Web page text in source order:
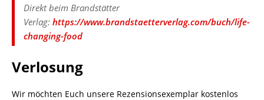
Direkt beim Brandstätter
Verlag: https://www.brandstaetterverlag.com/buch/life-
changing-food
Verlosung
Wir möchten Euch unsere Rezensionsexemplar kostenlos